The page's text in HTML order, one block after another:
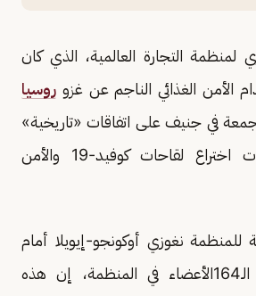
لمنظمة التجارة العالمية، الذي كان
الأمن الغذائي الناجم عن غزو روسيا
في جنيف على اتفاقات «تاريخية»
بشأن الصيد وبراءات اختراع لقاحات كوفيد-19 والأمن
للمنظمة نغوزي أوكونجو-إيويلا أمام
رؤساء وفود الدول الـ164الأعضاء في المنظمة، إن هذه